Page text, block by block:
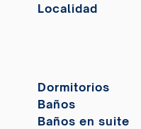
Localidad
Dormitorios
Baños
Baños en suite